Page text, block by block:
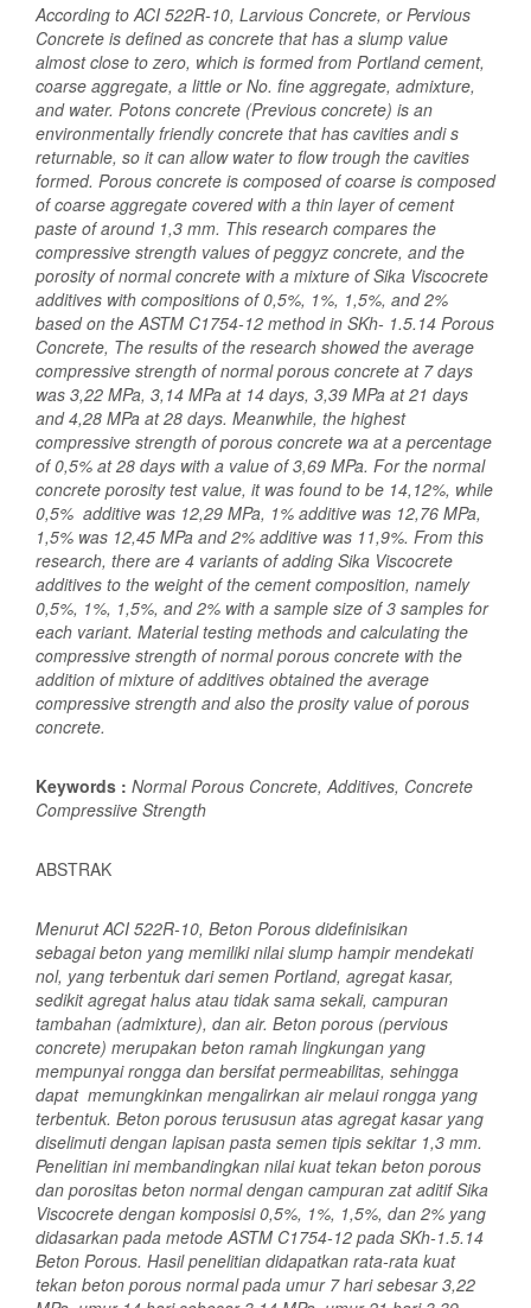
According to ACI 522R-10, Larvious Concrete, or Pervious
Concrete is defined as concrete that has a slump value
almost close to zero, which is formed from Portland cement,
coarse aggregate, a little or No. fine aggregate, admixture,
and water. Potons concrete (Previous concrete) is an
environmentally friendly concrete that has cavities andi s
returnable, so it can allow water to flow trough the cavities
formed. Porous concrete is composed of coarse is composed
of coarse aggregate covered with a thin layer of cement
paste of around 1,3 mm. This research compares the
compressive strength values of peggyz concrete, and the
porosity of normal concrete with a mixture of Sika Viscocrete
additives with compositions of 0,5%, 1%, 1,5%, and 2%
based on the ASTM C1754-12 method in SKh- 1.5.14 Porous
Concrete, The results of the research showed the average
compressive strength of normal porous concrete at 7 days
was 3,22 MPa, 3,14 MPa at 14 days, 3,39 MPa at 21 days
and 4,28 MPa at 28 days. Meanwhile, the highest
compressive strength of porous concrete wa at a percentage
of 0,5% at 28 days with a value of 3,69 MPa. For the normal
concrete porosity test value, it was found to be 14,12%, while
0,5% additive was 12,29 MPa, 1% additive was 12,76 MPa,
1,5% was 12,45 MPa and 2% additive was 11,9%. From this
research, there are 4 variants of adding Sika Viscocrete
additives to the weight of the cement composition, namely
0,5%, 1%, 1,5%, and 2% with a sample size of 3 samples for
each variant. Material testing methods and calculating the
compressive strength of normal porous concrete with the
addition of mixture of additives obtained the average
compressive strength and also the prosity value of porous
concrete.
Keywords : Normal Porous Concrete, Additives, Concrete
Compressiive Strength
ABSTRAK
Menurut ACI 522R-10, Beton Porous didefinisikan
sebagai beton yang memiliki nilai slump hampir mendekati
nol, yang terbentuk dari semen Portland, agregat kasar,
sedikit agregat halus atau tidak sama sekali, campuran
tambahan (admixture), dan air. Beton porous (pervious
concrete) merupakan beton ramah lingkungan yang
mempunyai rongga dan bersifat permeabilitas, sehingga
dapat memungkinkan mengalirkan airmelaui rongga yang
terbentuk. Beton porous terususun atas agregat kasar yang
diselimuti dengan lapisan pasta semen tipis sekitar 1,3 mm.
Penelitian ini membandingkan nilai kuat tekan beton porous
dan porositas beton normal dengan campuran zat aditif Sika
Viscocrete dengan komposisi 0,5%, 1%, 1,5%, dan 2% yang
didasarkan pada metode ASTM C1754-12 pada SKh-1.5.14
Beton Porous. Hasil penelitian didapatkan rata-rata kuat
tekan beton porous normal pada umur 7 hari sebesar 3,22